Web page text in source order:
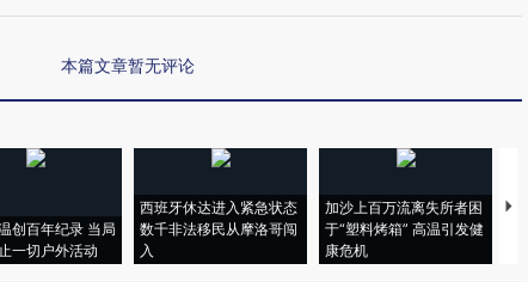
本篇文章暂无评论
创百年纪录 当局
一切户外活动
西班牙休达进入紧急状态
数千非法移民从摩洛哥闯
入
加沙上百万流离失所者困
于“塑料烤箱” 高温引发健
康危机
视